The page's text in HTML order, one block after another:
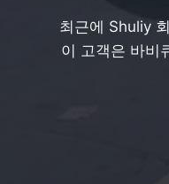
최근에 Shuliy
이 고객은 바비